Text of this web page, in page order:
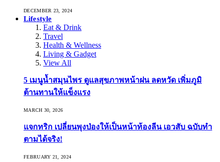
DECEMBER 23, 2024
Lifestyle
Eat & Drink
Travel
Health & Wellness
Living & Gadget
View All
5 เมนูน้ำสมุนไพร ดูแลสุขภาพหน้าฝน ลดหวัด เพิ่มภูมิ
ต้านทานให้แข็งแรง
MARCH 30, 2026
แจกทริก เปลี่ยนพุงป่องให้เป็นหน้าท้องลีน เอวสับ ฉบับทำ
ตามได้จริง!
FEBRUARY 21, 2024